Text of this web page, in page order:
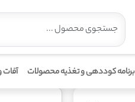
برنامه کوددهی و تغذیه محصولات آفات